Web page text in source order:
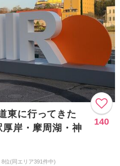
東に行ってきた
岸・摩周湖・神
140
8位(同エリア391件中)